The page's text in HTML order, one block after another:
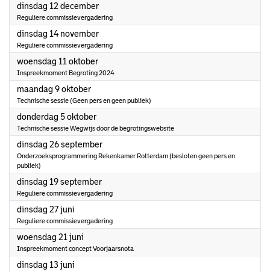
dinsdag 12 december2023
Reguliere commissievergadering
dinsdag 14 november2023
Reguliere commissievergadering
woensdag 11 oktober2023
Inspreekmoment Begroting 2024
maandag 9 oktober2023
Technische sessie (Geen pers en geen publiek)
donderdag 5 oktober2023
Technische sessie Wegwijs door de begrotingswebsite
dinsdag 26 september2023
Onderzoeksprogrammering Rekenkamer Rotterdam (besloten geen pers en
publiek)
dinsdag 19 september2023
Reguliere commissievergadering
dinsdag 27 juni
Reguliere commissievergadering
woensdag 21 juni
Inspreekmoment concept Voorjaarsnota
dinsdag 13 juni